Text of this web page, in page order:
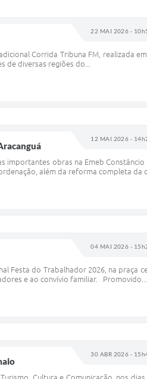
22 MAI 2026 -
Corrida Tribuna FM, realizada em
de diversas regiões do...
12 MAI 2026 -
importantes obras na Emeb Constâncio
além da reforma completa da
04 MAI 2026 -
Festa do Trabalhador 2026, na praça
e ao convívio familiar. Promovido...
30 ABR 2026 -
Cultura e Comunicação, nos dias